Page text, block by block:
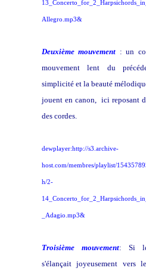
Allegro.mp3&
Deuxième mouvement : un
mouvement lent du
simplicité et la beauté
jouent en canon, ici reposant
des cordes.
dewplayer:http://s3.archive-
host.com/membres/playlist/
h/2-
_Adagio.mp3&
Troisième mouvement: Si le
s'élançait joyeusement vers